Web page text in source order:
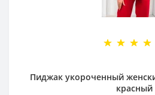
Пиджак укороченный
красный